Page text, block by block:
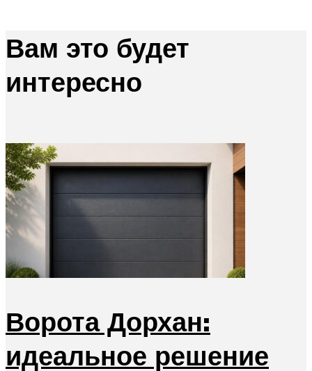
Вам это будет
интересно
Ворота Дорхан:
идеальное решение